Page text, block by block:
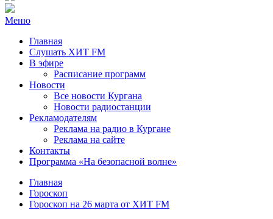
Радио ХИТ FM Курган
103.2 FM
Меню
Главная
Слушать ХИТ FM
В эфире
Расписание программ
Новости
Все новости Кургана
Новости радиостанции
Рекламодателям
Реклама на радио в Кургане
Реклама на сайте
Контакты
Программа «На безопасной волне»
Главная
Гороскоп
Гороскоп на 26 марта от ХИТ FM